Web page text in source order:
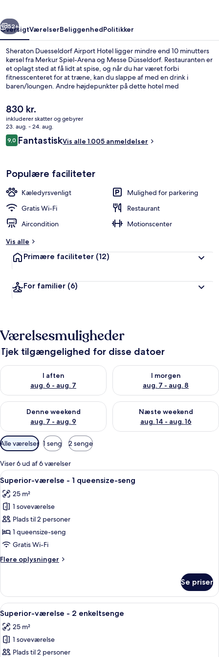
Næste
52+
OversigtVærelserBeliggenhedPolitikker
Sheraton Duesseldorf Airport Hotel ligger mindre end 10 minutters
kørsel fra Merkur Spiel-Arena og Messe Düsseldorf. Restauranten er
et oplagt sted at få lidt at spise, og når du har været forbi
fitnesscenteret for at træne, kan du slappe af med en drink i
baren/loungen. Andre højdepunkter på dette hotel med
Rejsende kan godt lide stedets hjælpsomme personale og korte
afstand til lufthavnen. Offentlig transport er tæt på: Eckenerstraße
Sporvognsstation ligger kun 14 minutter derfra til fods.
Den
nuværende
pris
er
830 kr.
830 kr.
inkluderer skatter og gebyrer
23. aug. - 24. aug.
Anmeldelser
9,09,0 ud af 10.
FantastiskVis alle 1.005 anmeldelser
Populære faciliteter
Kæledyrsvenligt
Mulighed for parkering
Gratis Wi-Fi
Restaurant
Aircondition
Motionscenter
Vis alle
Primære faciliteter (12)
For familier (6)
Værelsesmuligheder
Tjek tilgængelighed for disse datoer
I aften
aug. 6 - aug. 7
Tjek tilgængelighed for i aften aug. 6 - aug. 7
I morgen
aug. 7 - aug. 8
Tjek tilgængelighed for i
Denne weekend
aug. 7 - aug. 9
Tjek tilgængelighed for denne weekend aug. 7 - aug. 9
Næste weekend
aug. 14 - aug. 16
Tjek tilgængelighed for næste
Tilgængelige
filtre
for
værelser
Alle værelser 1 seng 2 senge
Viser 6 ud af 6 værelser
Indlæs
alle
billeder
af
Superior-
værelse
-
queensize-
Et hotelværelse med en seng, et
4
Superior-værelse - 1 queensize-seng
25 m²
1 soveværelse
Plads til 2 personer
1 queensize-seng
Gratis Wi-Fi
Flere oplysninger
Flere
værelse
1
queensize-
seng
Se priser
Indlæs
alle
billeder
af
Superior-
Et hotelværelse med to senge, et
4
Superior-værelse - 2 enkeltsenge
25 m²
1 soveværelse
Plads til 2 personer